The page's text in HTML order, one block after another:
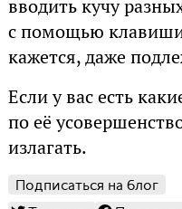
вводить кучу
с помощью
кажется, даже
Если у вас есть
по её
излагать.
Подписаться на блог